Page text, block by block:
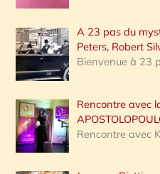
A 23 pas du
Peters, Robert
Bienvenue à 23
Rencontre avec
Rencontre avec